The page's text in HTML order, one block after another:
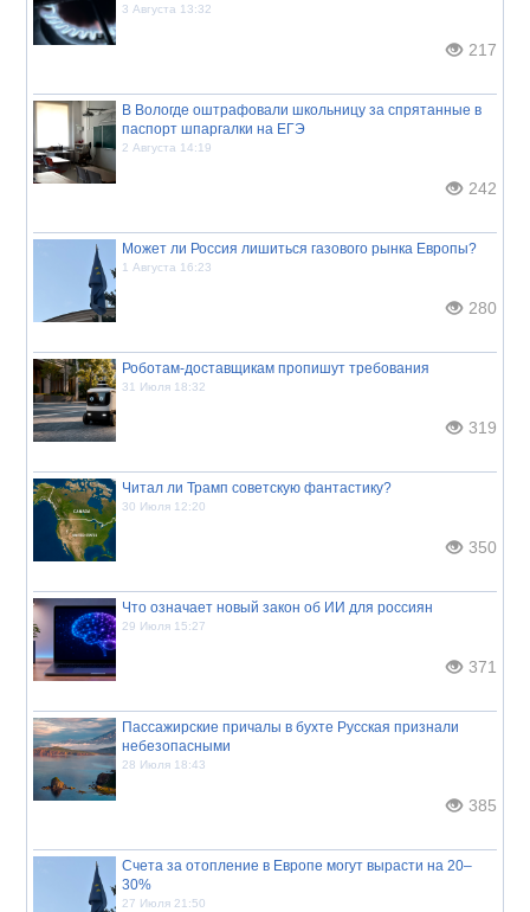
3 Августа 13:32
217
В Вологде оштрафовали школьницу за спрятанные в
паспорт шпаргалки на ЕГЭ
2 Августа 14:19
242
Может ли Россия лишиться газового рынка Европы?
1 Августа 16:23
280
Роботам-доставщикам пропишут требования
31 Июля 18:32
319
Читал ли Трамп советскую фантастику?
30 Июля 12:20
350
Что означает новый закон об ИИ для россиян
29 Июля 15:27
371
Пассажирские причалы в бухте Русская признали
небезопасными
28 Июля 18:43
385
Счета за отопление в Европе могут вырасти на 20–
30%
27 Июля 21:50